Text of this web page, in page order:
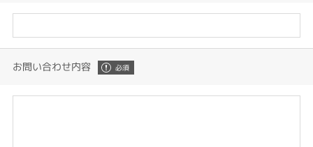
お問い合わせ内容